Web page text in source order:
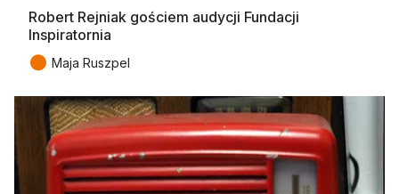
Robert Rejniak gościem audycji Fundacji
Inspiratornia
● Maja Ruszpel